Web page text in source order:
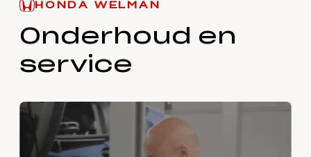
HONDA WELMAN
Onderhoud en
service